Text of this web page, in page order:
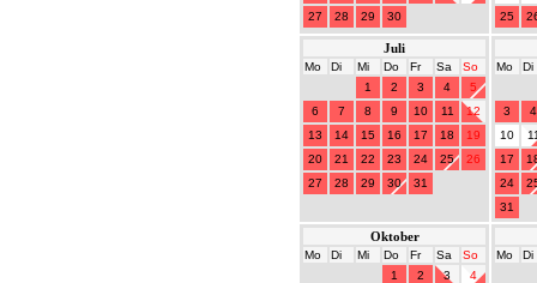
27
28 29 30
25
Juli
Mo Di Mi Do Fr Sa
So
1
2 3 4
5
6
7 8 9 10 11
12
13
14 15 16 17 18
19
20
21 22 23 24 25
26
27
28 29 30 31
Mo Di
3
4
10
17
24
31
Oktober
Mo Di Mi Do Fr Sa
So
1
2 3
4
Mo Di